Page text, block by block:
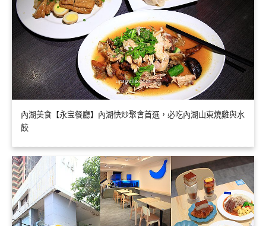
內湖美食【永宝餐廳】內湖快炒聚會首選，必吃內湖山東燒雞與水
餃